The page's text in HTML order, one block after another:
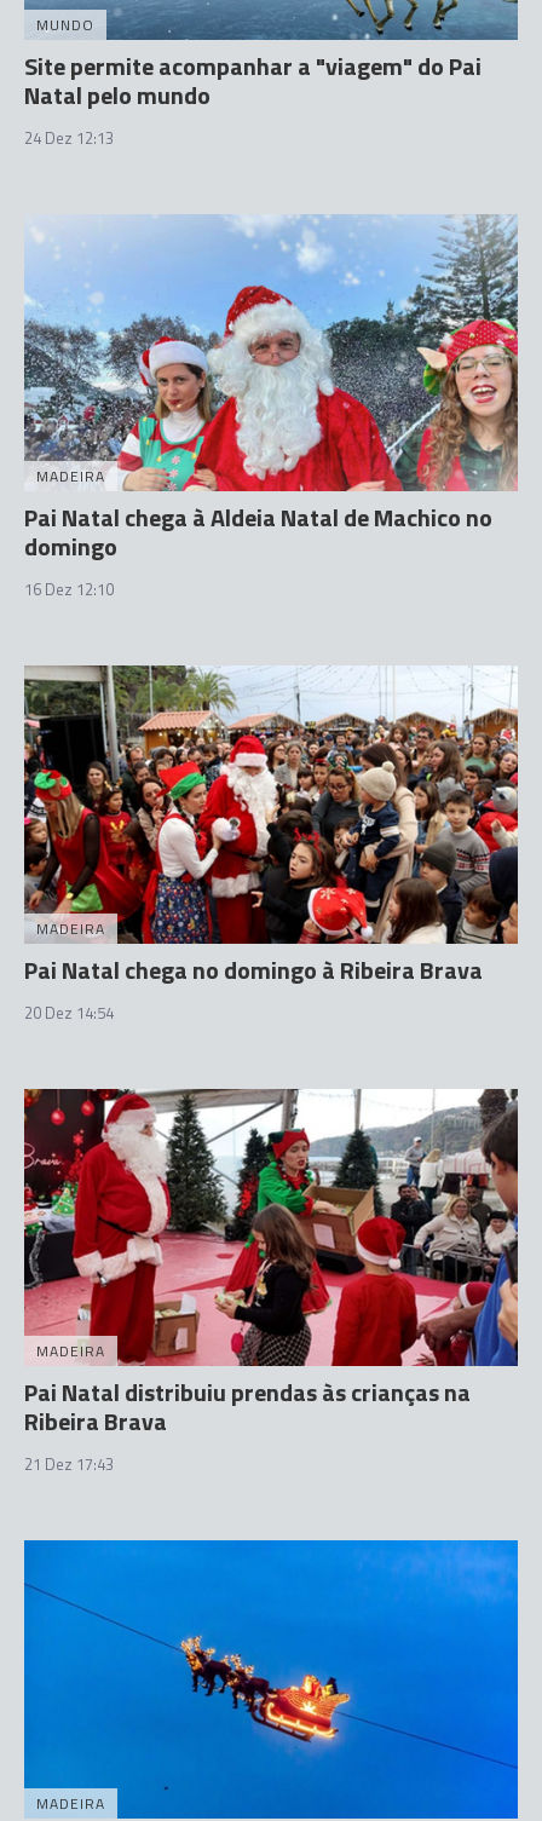
MUNDO
Site permite acompanhar a "viagem" do Pai
Natal pelo mundo
24 Dez 12:13
MADEIRA
Pai Natal chega à Aldeia Natal de Machico no
domingo
16 Dez 12:10
MADEIRA
Pai Natal chega no domingo à Ribeira Brava
20 Dez 14:54
MADEIRA
Pai Natal distribuiu prendas às crianças na
Ribeira Brava
21 Dez 17:43
MADEIRA